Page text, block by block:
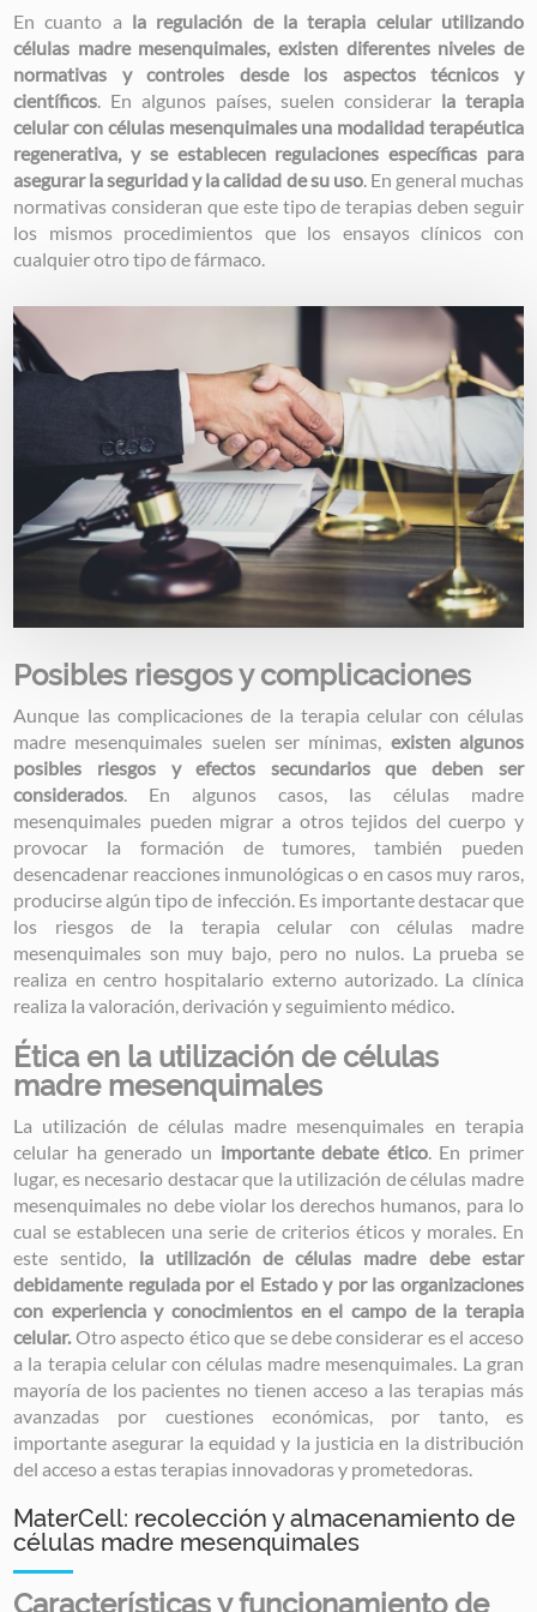
En cuanto a la regulación de la terapia celular utilizando
células madre mesenquimales, existen diferentes niveles de
normativas y controles desde los aspectos técnicos y
científicos . En algunos países, suelen considerar la terapia
celular con células mesenquimales una modalidad terapéutica
regenerativa, y se establecen regulaciones específicas para
asegurar la seguridad y la calidad de su uso. En general muchas
normativas consideran que este tipo de terapias deben seguir
los mismos procedimientos que los ensayos clínicos con
cualquier otro tipo de fármaco.
Image
Posibles riesgos y complicaciones
Aunque las complicaciones de la terapia celular con células
madre mesenquimales suelen ser mínimas, existen algunos
posibles riesgos y efectos secundarios que deben ser
considerados. En algunos casos, las células madre
mesenquimales pueden migrar a otros tejidos del cuerpo y
provocar la formación de tumores, también pueden
desencadenar reacciones inmunológicas o en casos muy raros,
producirse algún tipo de infección. Es importante destacar que
los riesgos de la terapia celular con células madre
mesenquimales son muy bajo, pero no nulos. La prueba se
realiza en centro hospitalario externo autorizado. La clínica
realiza la valoración, derivación y seguimiento médico.
Ética en la utilización de células
madre mesenquimales
La utilización de células madre mesenquimales en terapia
celular ha generado un importante debate ético. En primer
lugar, es necesario destacar que la utilización de células madre
mesenquimales no debe violar los derechos humanos, para lo
cual se establecen una serie de criterios éticos y morales. En
este sentido, la utilización de células madre debe estar
debidamente regulada por el Estado y por las organizaciones
con experiencia y conocimientos en el campo de la terapia
celular.Otro aspecto ético que se debe considerar es el acceso
a la terapia celular con células madre mesenquimales. La gran
mayoría de los pacientes no tienen acceso a las terapias más
avanzadas por cuestiones económicas, por tanto, es
importante asegurar la equidad y la justicia en la distribución
del acceso a estas terapias innovadoras y prometedoras.
MaterCell: recolección y almacenamiento de
células madre mesenquimales
Características y funcionamiento de